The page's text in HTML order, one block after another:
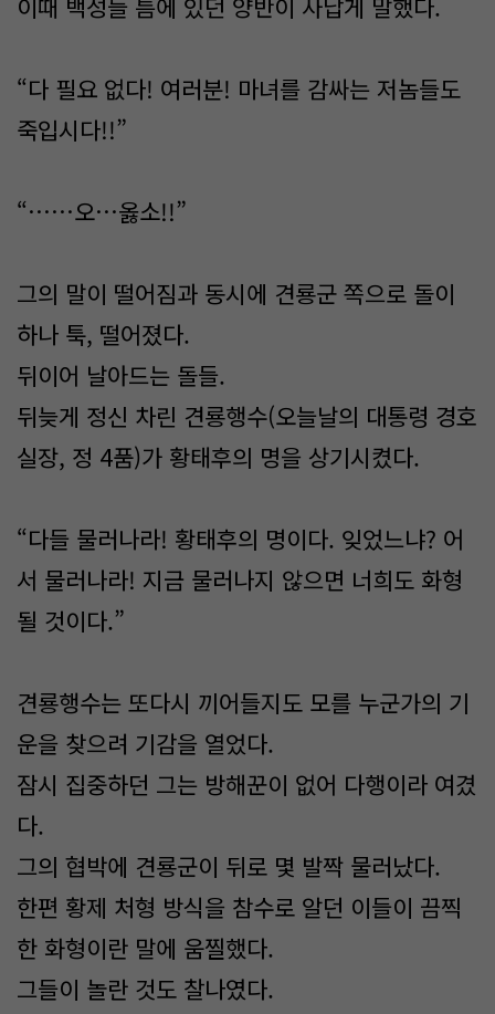
이때 백성들 틈에 있던 양반이 사납게 말했다.
“다 필요 없다! 여러분! 마녀를 감싸는 저놈들도
죽입시다!!”
“……오…옳소!!”
그의 말이 떨어짐과 동시에 견룡군 쪽으로 돌이
하나 툭, 떨어졌다.
뒤이어 날아드는 돌들.
뒤늦게 정신 차린 견룡행수(오늘날의 대통령 경호
실장, 정 4품)가 황태후의 명을 상기시켰다.
“다들 물러나라! 황태후의 명이다. 잊었느냐? 어
서 물러나라! 지금 물러나지 않으면 너희도 화형
될 것이다.”
견룡행수는 또다시 끼어들지도 모를 누군가의 기
운을 찾으려 기감을 열었다.
잠시 집중하던 그는 방해꾼이 없어 다행이라 여겼
다.
그의 협박에 견룡군이 뒤로 몇 발짝 물러났다.
한편 황제 처형 방식을 참수로 알던 이들이 끔찍
한 화형이란 말에 움찔했다.
그들이 놀란 것도 찰나였다.